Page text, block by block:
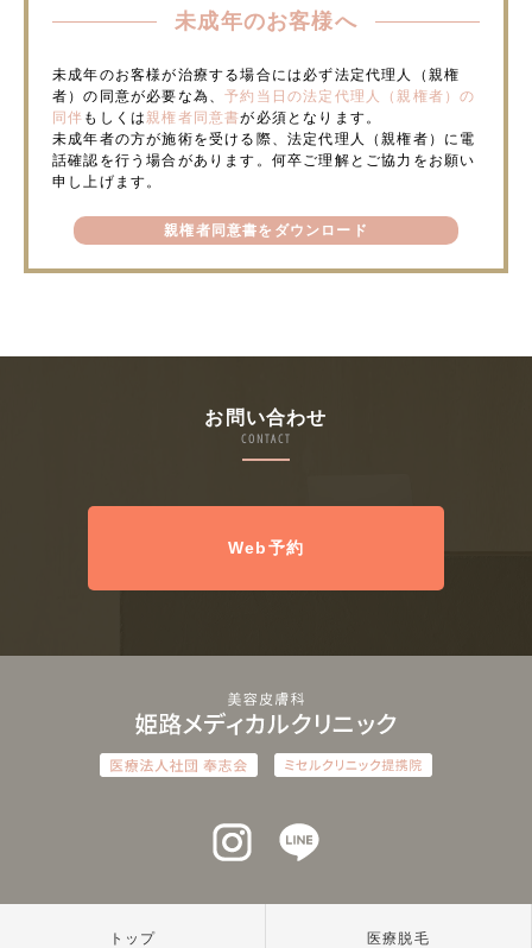
未成年のお客様へ
未成年のお客様が治療する場合には必ず法定代理人（親権
者）の同意が必要な為、予約当日の法定代理人（親権者）の
同伴 もしくは 親権者同意書が必須となります。
未成年者の方が施術を受ける際、法定代理人（親権者）に電
話確認を行う場合があります。何卒ご理解とご協力をお願い
申し上げます。
親権者同意書をダウンロード
お問い合わせ
CONTACT
Web予約
インスタグラム
トップ 医療脱毛